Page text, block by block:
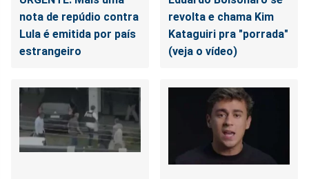
nota de repúdio contra
Lula é emitida por país
estrangeiro
revolta e chama Kim
Kataguiri pra "porrada"
(veja o vídeo)